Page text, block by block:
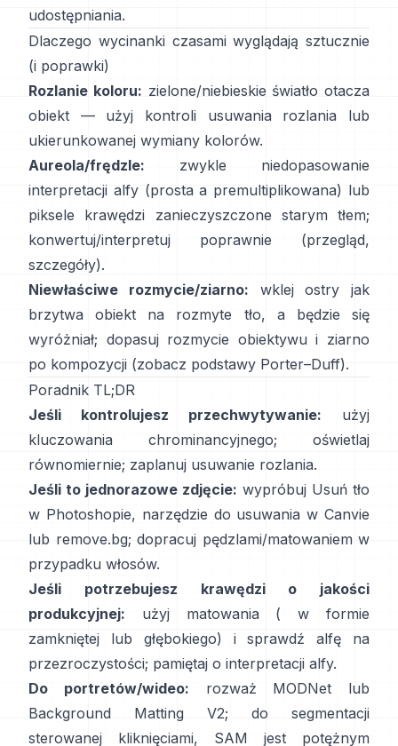
udostępniania.
Dlaczego wycinanki czasami wyglądają sztucznie
(i poprawki)
Rozlanie koloru: zielone/niebieskie światło otacza
obiekt — użyj
kontroli usuwania rozlania lub
ukierunkowanej wymiany kolorów.
Aureola/frędzle: zwykle niedopasowanie
interpretacji alfy (prosta a premultiplikowana) lub
piksele krawędzi zanieczyszczone starym tłem;
konwertuj/interpretuj poprawnie
(przegląd,
szczegóły).
Niewłaściwe rozmycie/ziarno: wklej ostry jak
brzytwa obiekt na rozmyte tło, a będzie się
wyróżniał; dopasuj rozmycie obiektywu i ziarno
po kompozycji (zobacz podstawy Porter–Duff).
Poradnik TL;DR
Jeśli kontrolujesz przechwytywanie: użyj
kluczowania chrominancyjnego; oświetlaj
równomiernie; zaplanuj usuwanie rozlania.
Jeśli to jednorazowe zdjęcie: wypróbuj Usuń tło
w Photoshopie, narzędzie do usuwania w Canvie
lub remove.bg; dopracuj pędzlami/matowaniem w
przypadku włosów.
Jeśli potrzebujesz krawędzi o jakości
produkcyjnej: użyj matowania (
w formie
zamkniętej
lub głębokiego) i sprawdź alfę na
przezroczystości; pamiętaj o interpretacji alfy.
Do portretów/wideo: rozważ MODNet lub
Background Matting V2; do segmentacji
sterowanej kliknięciami,
SAM jest potężnym